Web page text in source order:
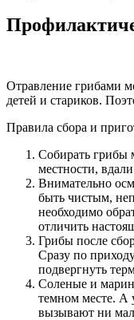
Отравление грибами
детей и стариков.
Правила сбора и
Собирать грибы
местности,
Внимательно
быть чистым,
необходимо
отличить
Грибы после
Сразу по
подвергнуть
Соленые и
темном месте. А
вызывают ни